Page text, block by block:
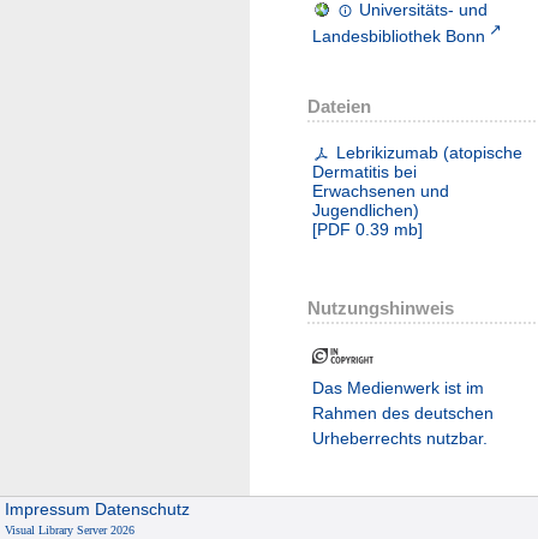
Universitäts- und
Landesbibliothek Bonn
Dateien
Lebrikizumab (atopische
Dermatitis bei
Erwachsenen und
Jugendlichen)
[PDF 0.39 mb]
Nutzungshinweis
Das Medienwerk ist im
Rahmen des deutschen
Urheberrechts nutzbar.
Impressum Datenschutz
Visual Library Server 2026